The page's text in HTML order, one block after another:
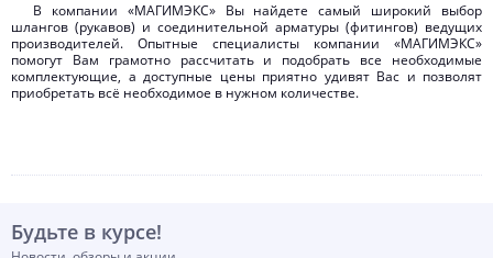
В компании «МАГИМЭКС» Вы найдете самый широкий выбор
шлангов (рукавов) и соединительной арматуры (фитингов) ведущих
производителей. Опытные специалисты компании «МАГИМЭКС»
помогут Вам грамотно рассчитать и подобрать все необходимые
комплектующие, а доступные цены приятно удивят Вас и позволят
приобретать всё необходимое в нужном количестве.
Будьте в курсе!